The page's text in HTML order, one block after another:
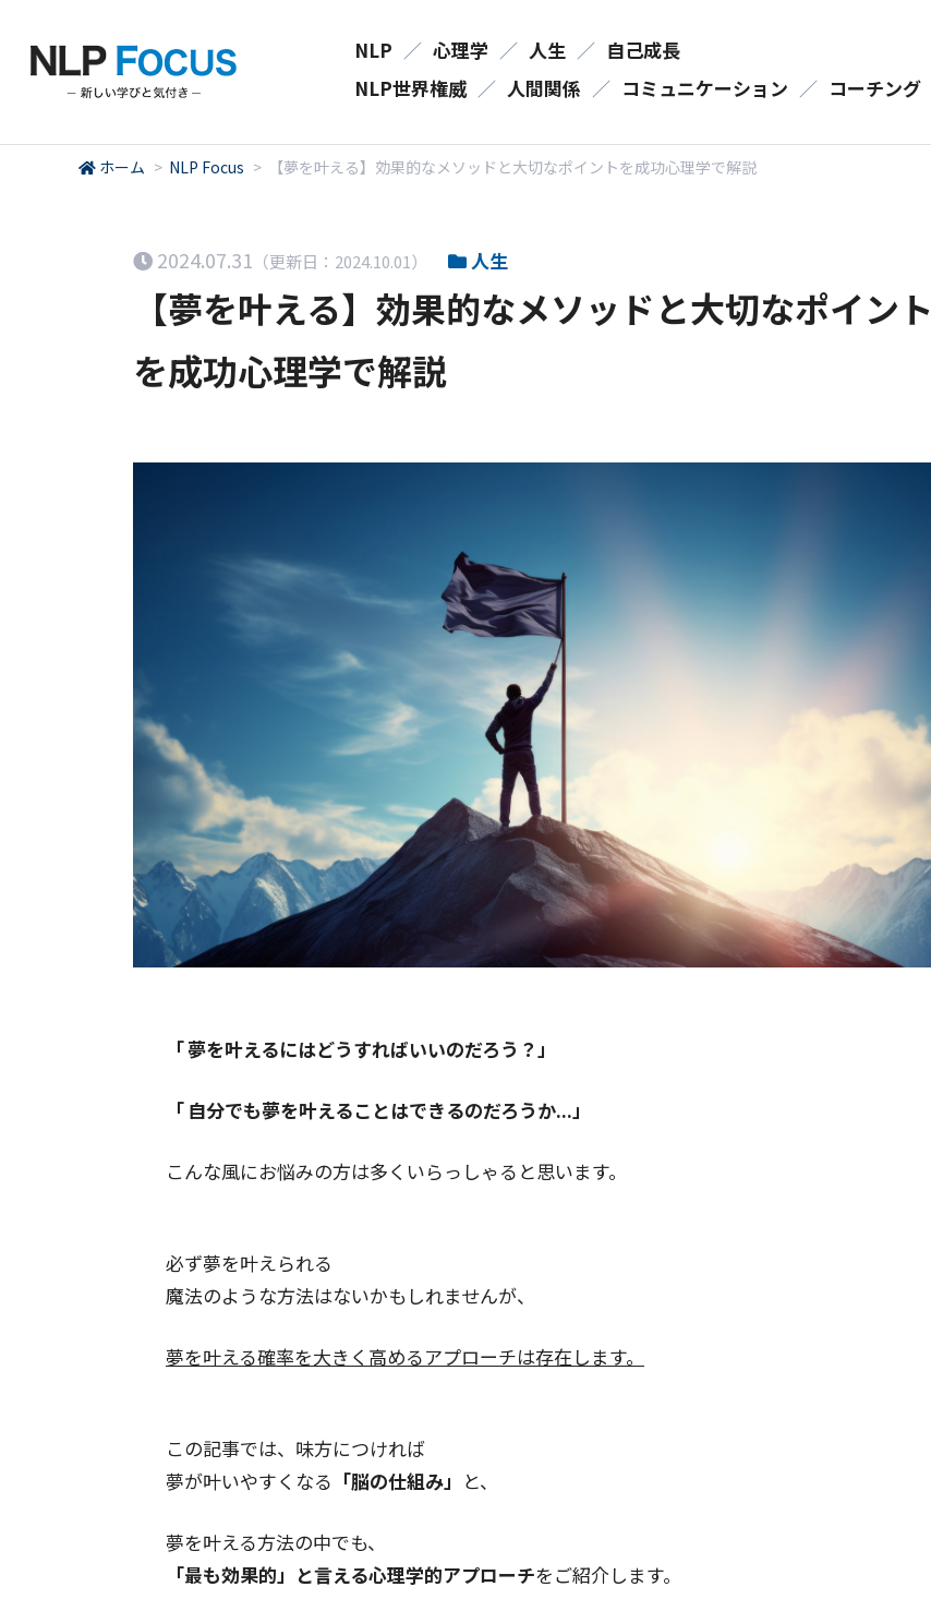
NLP ／ 心理学 ／ 人生 ／ 自己成長
NLP世界権威 ／ 人間関係 ／ コミュニケーション ／ コーチング
ホーム > NLP Focus > 【夢を叶える】効果的なメソッドと大切なポイントを成功心理学で解説
2024.07.31 （更新日：2024.10.01） 人生
【夢を叶える】効果的なメソッドと大切なポイント
を成功心理学で解説
夢を叶えるにはどうすればいいのだろう？」
自分でも夢を叶えることはできるのだろうか...」
こんな風にお悩みの方は多くいらっしゃると思います。
必ず夢を叶えられる
魔法のような方法はないかもしれませんが、
夢を叶える確率を大きく高めるアプローチは存在します。
この記事では、味方につければ
夢が叶いやすくなる 「脳の仕組み」 と、
夢を叶える方法の中でも、
「最も効果的」と言える心理学的アプローチをご紹介します。